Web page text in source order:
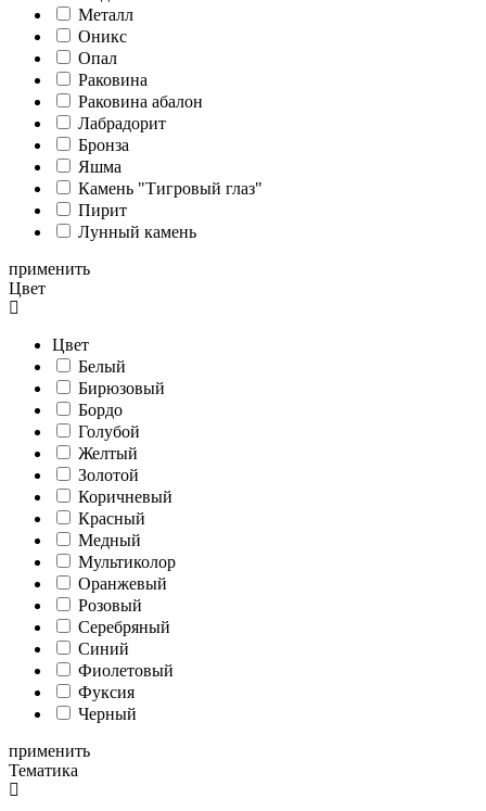
Металл
Оникс
Опал
Раковина
Раковина абалон
Лабрадорит
Бронза
Яшма
Камень "Тигровый глаз"
Пирит
Лунный камень
применить
Цвет
Цвет
Белый
Бирюзовый
Бордо
Голубой
Желтый
Золотой
Коричневый
Красный
Медный
Мультиколор
Оранжевый
Розовый
Серебряный
Синий
Фиолетовый
Фуксия
Черный
применить
Тематика